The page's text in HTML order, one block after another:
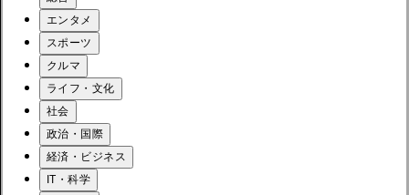
エンタメ
スポーツ
クルマ
ライフ・文化
社会
政治・国際
経済・ビジネス
IT・科学